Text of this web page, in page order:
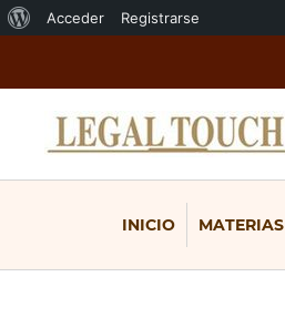
Acerca
WordPress
Acceder Registrarse
INICIO MATERIAS